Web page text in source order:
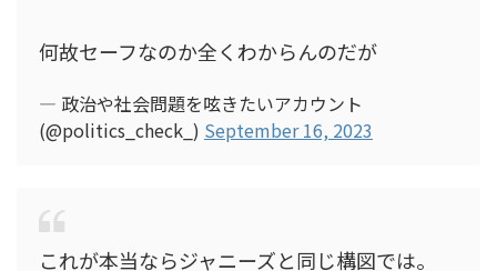
何故セーフなのか全くわからんのだが
— 政治や社会問題を呟きたいアカウント
(@politics_check_) September 16, 2023
これが本当ならジャニーズと同じ構図では。